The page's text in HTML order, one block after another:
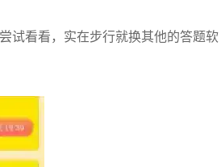
试看看，实在步行就换其他的答题软